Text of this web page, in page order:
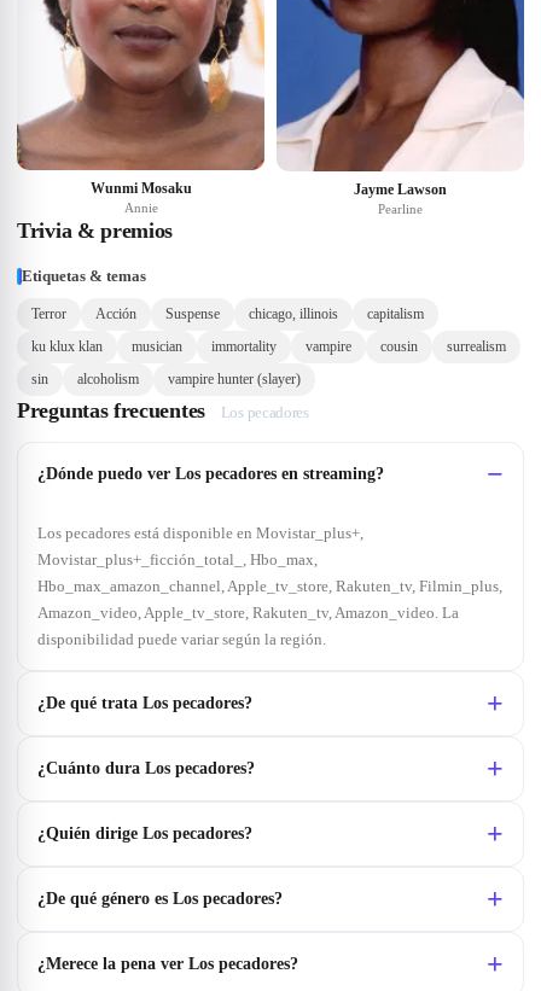
Wunmi Mosaku
Annie
Jayme Lawson
Pearline
Trivia & premios
Etiquetas & temas
Terror Acción Suspense chicago, illinois
capitalism
ku klux klan
musician immortality vampire cousin
surrealism
sin
alcoholism vampire hunter (slayer)
Preguntas frecuentes Los pecadores
¿Dónde puedo ver Los pecadores en streaming?
Los pecadores está disponible en Movistar_plus+,
Movistar_plus+_ficción_total_, Hbo_max,
Hbo_max_amazon_channel, Apple_tv_store, Rakuten_tv, Filmin_plus,
Amazon_video, Apple_tv_store, Rakuten_tv, Amazon_video. La
disponibilidad puede variar según la región.
¿De qué trata Los pecadores?
¿Cuánto dura Los pecadores?
¿Quién dirige Los pecadores?
¿De qué género es Los pecadores?
¿Merece la pena ver Los pecadores?